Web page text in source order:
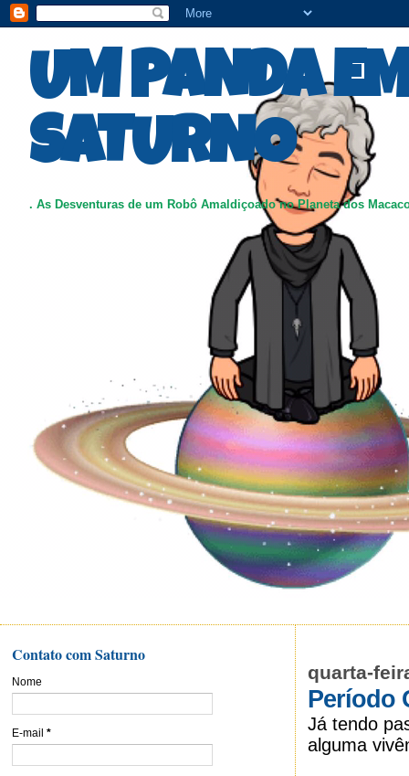
UM PANDA
SATURNO
. As Desventuras de um Robô Amaldiçoado no Planeta dos
quarta-
Período
Já tendo
alguma
Contato com Saturno
Nome
E-mail *